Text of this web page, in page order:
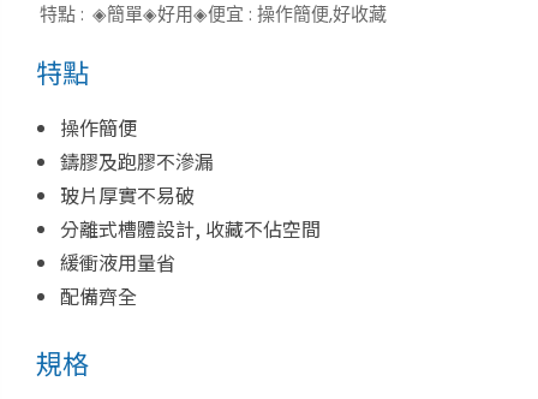
特點 : ◈簡單◈好用◈便宜 : 操作簡便,好收藏
特點
操作簡便
鑄膠及跑膠不滲漏
玻片厚實不易破
分離式槽體設計, 收藏不佔空間
緩衝液用量省
配備齊全
規格